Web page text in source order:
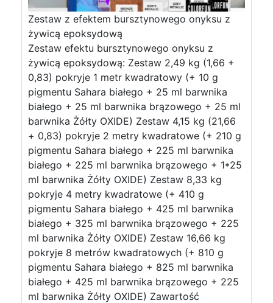
Zestaw z efektem bursztynowego onyksu z
żywicą epoksydową
Zestaw efektu bursztynowego onyksu z
żywicą epoksydową: Zestaw 2,49 kg (1,66 +
0,83) pokryje 1 metr kwadratowy (+ 10 g
pigmentu Sahara białego + 25 ml barwnika
białego + 25 ml barwnika brązowego + 25 ml
barwnika Żółty OXIDE) Zestaw 4,15 kg (21,66
+ 0,83) pokryje 2 metry kwadratowe (+ 210 g
pigmentu Sahara białego + 225 ml barwnika
białego + 225 ml barwnika brązowego + 1*25
ml barwnika Żółty OXIDE) Zestaw 8,33 kg
pokryje 4 metry kwadratowe (+ 410 g
pigmentu Sahara białego + 425 ml barwnika
białego + 325 ml barwnika brązowego + 225
ml barwnika Żółty OXIDE) Zestaw 16,66 kg
pokryje 8 metrów kwadratowych (+ 810 g
pigmentu Sahara białego + 825 ml barwnika
białego + 425 ml barwnika brązowego + 225
ml barwnika Żółty OXIDE) Zawartość